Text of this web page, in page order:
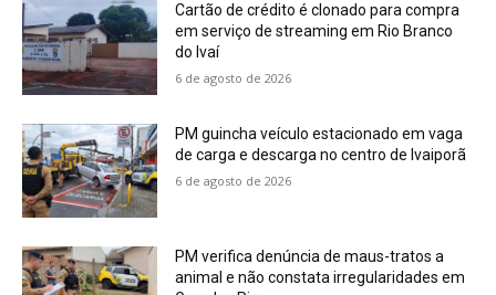
Cartão de crédito é clonado para compra
em serviço de streaming em Rio Branco
do Ivaí
6 de agosto de 2026
PM guincha veículo estacionado em vaga
de carga e descarga no centro de Ivaiporã
6 de agosto de 2026
PM verifica denúncia de maus-tratos a
animal e não constata irregularidades em